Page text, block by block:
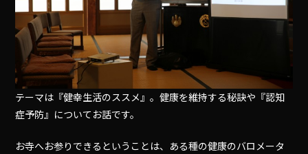
テーマは『健幸生活のススメ』。健康を維持する秘訣や『認知
症予防』についてお話です。
お寺へお参りできるということは、ある種の健康のバロメータ